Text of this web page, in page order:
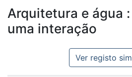
Estatísticas
Arquitetura e água
uma interação
Ver registo